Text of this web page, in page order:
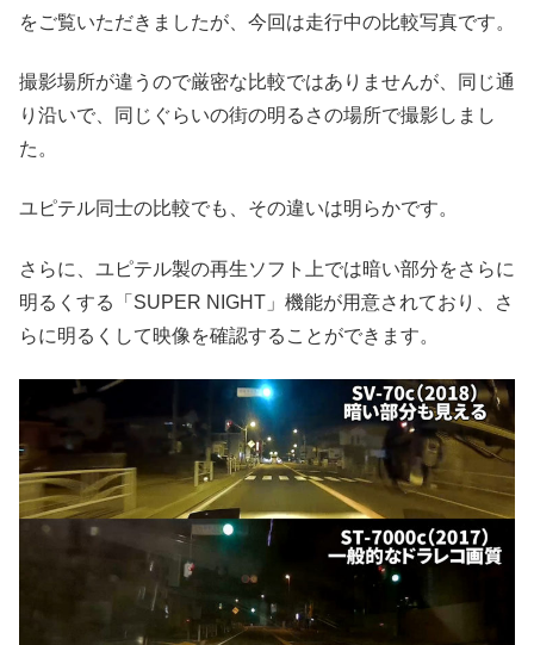
をご覧いただきましたが、今回は走行中の比較写真です。
撮影場所が違うので厳密な比較ではありませんが、同じ通
り沿いで、同じぐらいの街の明るさの場所で撮影しまし
た。
ユピテル同士の比較でも、その違いは明らかです。
さらに、ユピテル製の再生ソフト上では暗い部分をさらに
明るくする「SUPER NIGHT」機能が用意されており、さ
らに明るくして映像を確認することができます。